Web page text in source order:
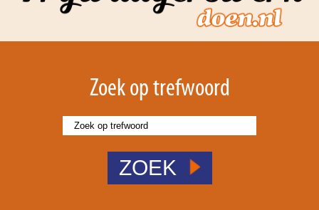
Zoek op trefwoord
ZOEK